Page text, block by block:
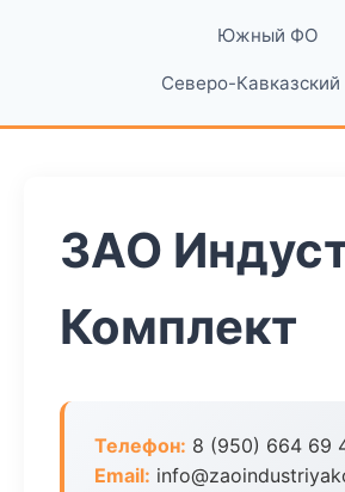
Южный ФО
Северо-
ЗАО
Комплект
Телефон: 8 (950) 664 69
Email: